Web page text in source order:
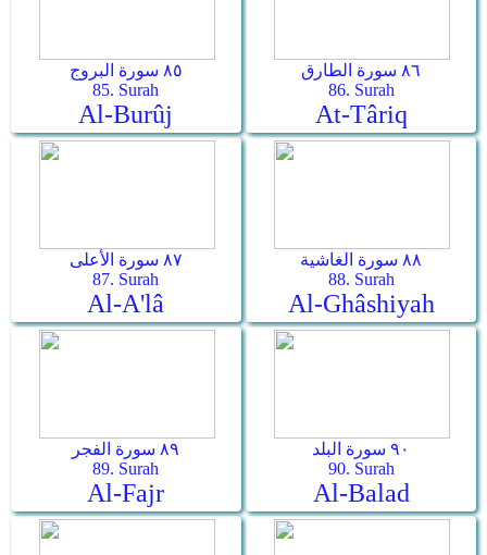
٨٥ سورة البروج
85. Surah
Al-Burûj
٨٦ سورة الطارق
86. Surah
At-Târiq
٨٧ سورة الأعلى
87. Surah
Al-A'lâ
٨٨ سورة الغاشية
88. Surah
Al-Ghâshiyah
٨٩ سورة الفجر
89. Surah
Al-Fajr
٩٠ سورة البلد
90. Surah
Al-Balad